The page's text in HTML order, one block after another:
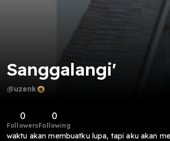
Sanggalangi'
@uzenk
0
Followers
0
Following
waktu akan membuatku lupa, tapi aku akan